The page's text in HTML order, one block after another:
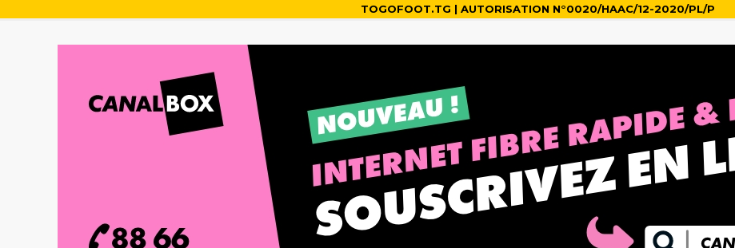
TOGOFOOT.TG | AUTORISATION N°0020/HAAC/12-2020/PL/P